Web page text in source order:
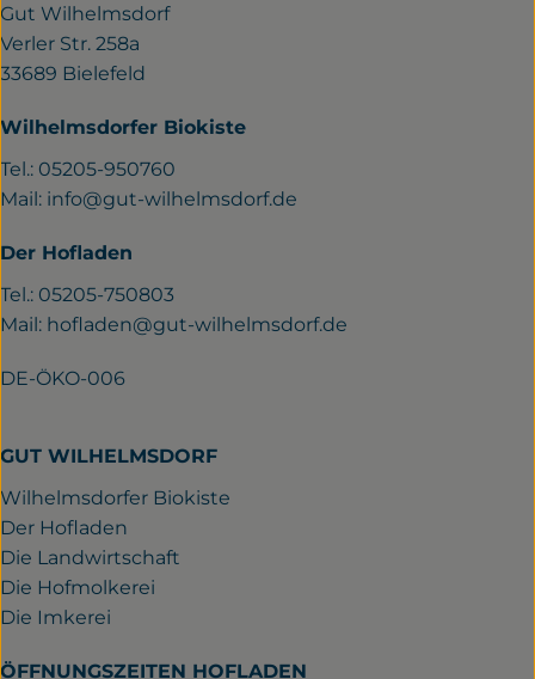
Gut Wilhelmsdorf
Verler Str. 258a
33689 Bielefeld
Wilhelmsdorfer Biokiste
Tel.: 05205-950760
Mail: info@gut-wilhelmsdorf.de
Der Hofladen
Tel.: 05205-750803
Mail: hofladen@gut-wilhelmsdorf.de
DE-ÖKO-006
GUT WILHELMSDORF
Wilhelmsdorfer Biokiste
Der Hofladen
Die Landwirtschaft
Die Hofmolkerei
Die Imkerei
ÖFFNUNGSZEITEN HOFLADEN